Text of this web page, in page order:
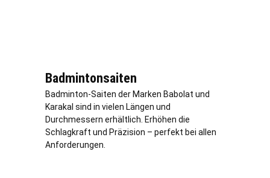
Badmintonsaiten
Badminton-Saiten der Marken Babolat und
Karakal sind in vielen Längen und
Durchmessern erhältlich. Erhöhen die
Schlagkraft und Präzision – perfekt bei allen
Anforderungen.